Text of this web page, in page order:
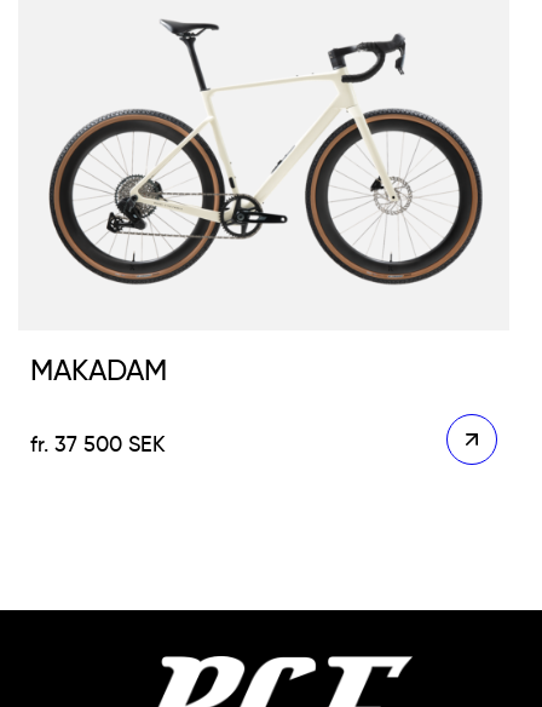
MAKADAM
37 500SEK